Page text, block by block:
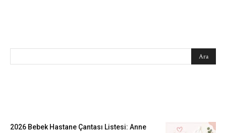
2026 Bebek Hastane Çantası Listesi: Anne